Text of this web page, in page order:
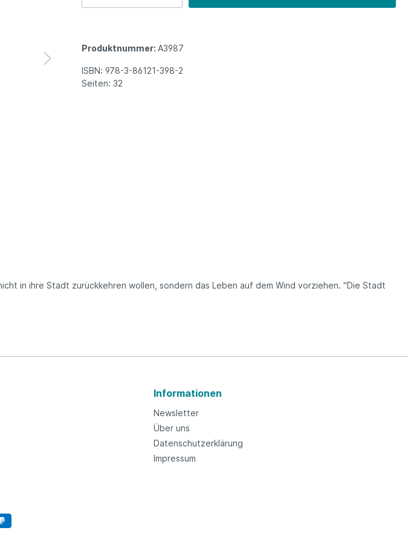
Produktnummer: A3987
ISBN: 978-3-86121-398-2
Seiten: 32
in ihre Stadt zurückkehren wollen, sondern das Leben auf dem Wind vorziehen. "Die Stadt
Informationen
Newsletter
Über uns
Datenschutzerklärung
Impressum